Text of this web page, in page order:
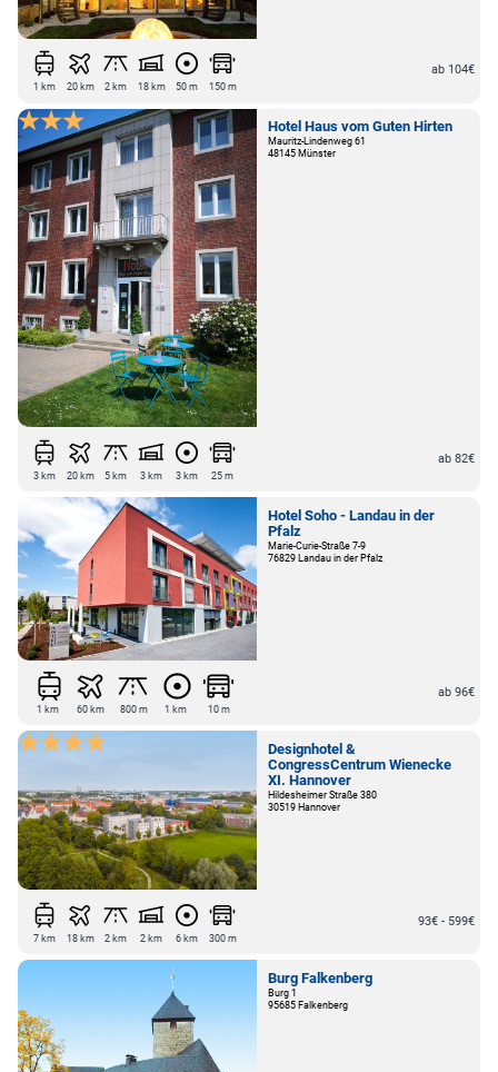
1 km 20 km 2 km 18 km 50 m 150 m
ab 104€
Hotel Haus vom Guten Hirten
Mauritz-Lindenweg 61
48145 Münster
3 km 20 km 5 km 3 km 3 km 25 m
ab 82€
Hotel Soho - Landau in der
Pfalz
Marie-Curie-Straße 7-9
76829 Landau in der Pfalz
1 km 60 km 800 m 1 km 10 m
ab 96€
Designhotel &
CongressCentrum Wienecke
XI. Hannover
Hildesheimer Straße 380
30519 Hannover
7 km 18 km 2 km 2 km 6 km 300 m
93€ - 599€
Burg Falkenberg
Burg 1
95685 Falkenberg